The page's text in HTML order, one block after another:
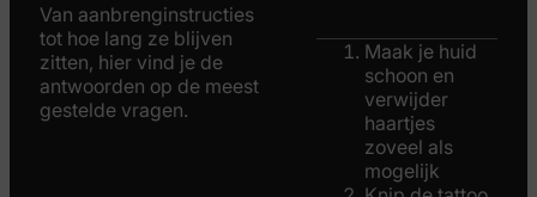
Van aanbrenginstructies
tot hoe lang ze blijven
zitten, hier vind je de
antwoorden op de meest
gestelde vragen.
Maak je huid
schoon en
verwijder
haartjes
zoveel als
mogelijk